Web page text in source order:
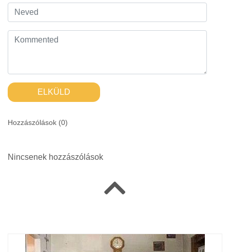
ELKÜLD
Hozzászólások (0)
Nincsenek hozzászólások